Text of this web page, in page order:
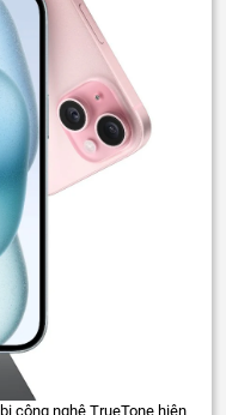
công nghệ TrueTone hiện